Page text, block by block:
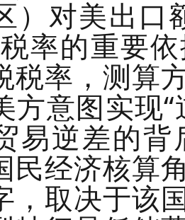
）对美出口
率的重要
税率，测算
方意图实现
易逆差的
民经济核算
，取决于该